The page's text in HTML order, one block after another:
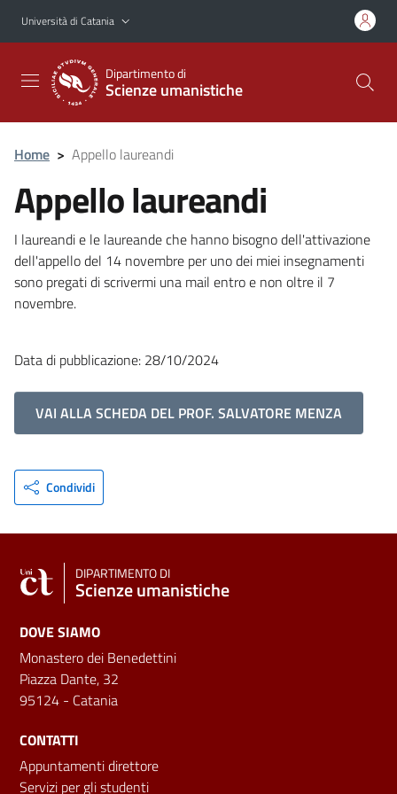
Vai al contenuto principale
Vai al menu di navigazione
Università di Catania
Dipartimento di
Scienze umanistiche
Home > Appello laureandi
Appello laureandi
I laureandi e le laureande che hanno bisogno dell'attivazione
dell'appello del 14 novembre per uno dei miei insegnamenti
sono pregati di scrivermi una mail entro e non oltre il 7
novembre.
Data di pubblicazione: 28/10/2024
VAI ALLA SCHEDA DEL PROF. SALVATORE MENZA
Condividi
DIPARTIMENTO DI
Scienze umanistiche
DOVE SIAMO
Monastero dei Benedettini
Piazza Dante, 32
95124 - Catania
CONTATTI
Appuntamenti direttore
Servizi per gli studenti